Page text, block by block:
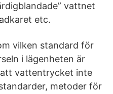
vattnet
etc.
vilken standard för
i lägenheten är
vattentrycket inte
metoder för